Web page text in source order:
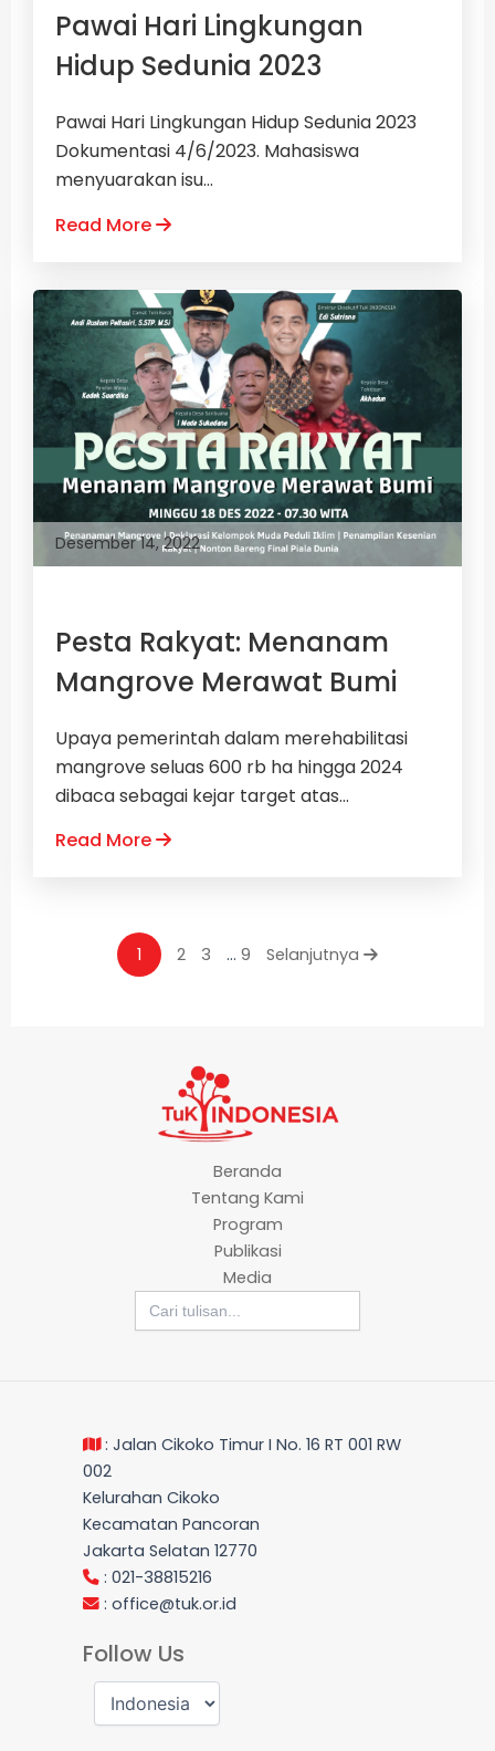
Pawai Hari Lingkungan
Hidup Sedunia 2023
Pawai Hari Lingkungan Hidup Sedunia 2023
Dokumentasi 4/6/2023. Mahasiswa
menyuarakan isu...
Read More
Desember 14, 2022
Pesta Rakyat: Menanam
Mangrove Merawat Bumi
Upaya pemerintah dalam merehabilitasi
mangrove seluas 600 rb ha hingga 2024
dibaca sebagai kejar target atas...
Read More
1 2 3 … 9 Selanjutnya
Beranda
Tentang Kami
Program
Publikasi
Media
Search
for:
: Jalan Cikoko Timur I No. 16 RT 001 RW
002
Kelurahan Cikoko
Kecamatan Pancoran
Jakarta Selatan 12770
: 021-38815216
: office@tuk.or.id
Follow Us